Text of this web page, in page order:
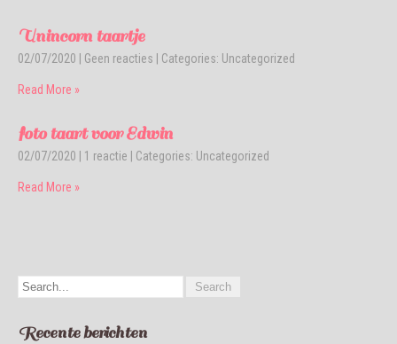
Unincorn taartje
02/07/2020 Geen reacties | Categories: Uncategorized
Read More »
foto taart voor Edwin
02/07/2020 1 reactie | Categories: Uncategorized
Read More »
Recente berichten